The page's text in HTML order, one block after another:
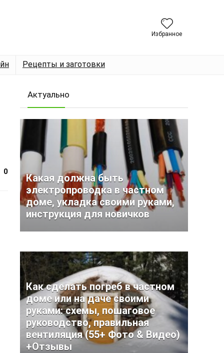
Избранное
Рецепты и заготовки
0
Актуально
Какая должна быть
электропроводка в частном
доме, укладка своими руками,
инструкция для новичков
Как сделать погреб в частном
доме или на даче своими
руками: схемы, пошаговое
руководство, правильная
вентиляция (55+ Фото & Видео)
+Отзывы